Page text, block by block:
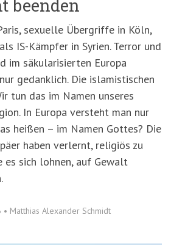
beenden
sexuelle Übergriffe in Köln,
IS-Kämpfer in Syrien. Terror und
im säkularisierten Europa
gedanklich. Die islamistischen
tun das im Namen unseres
In Europa versteht man nur
heißen – im Namen Gottes? Die
haben verlernt, religiös zu
es sich lohnen, auf Gewalt
• Matthias Alexander Schmidt